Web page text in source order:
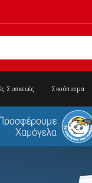
Συσκευές Σκούπισμα